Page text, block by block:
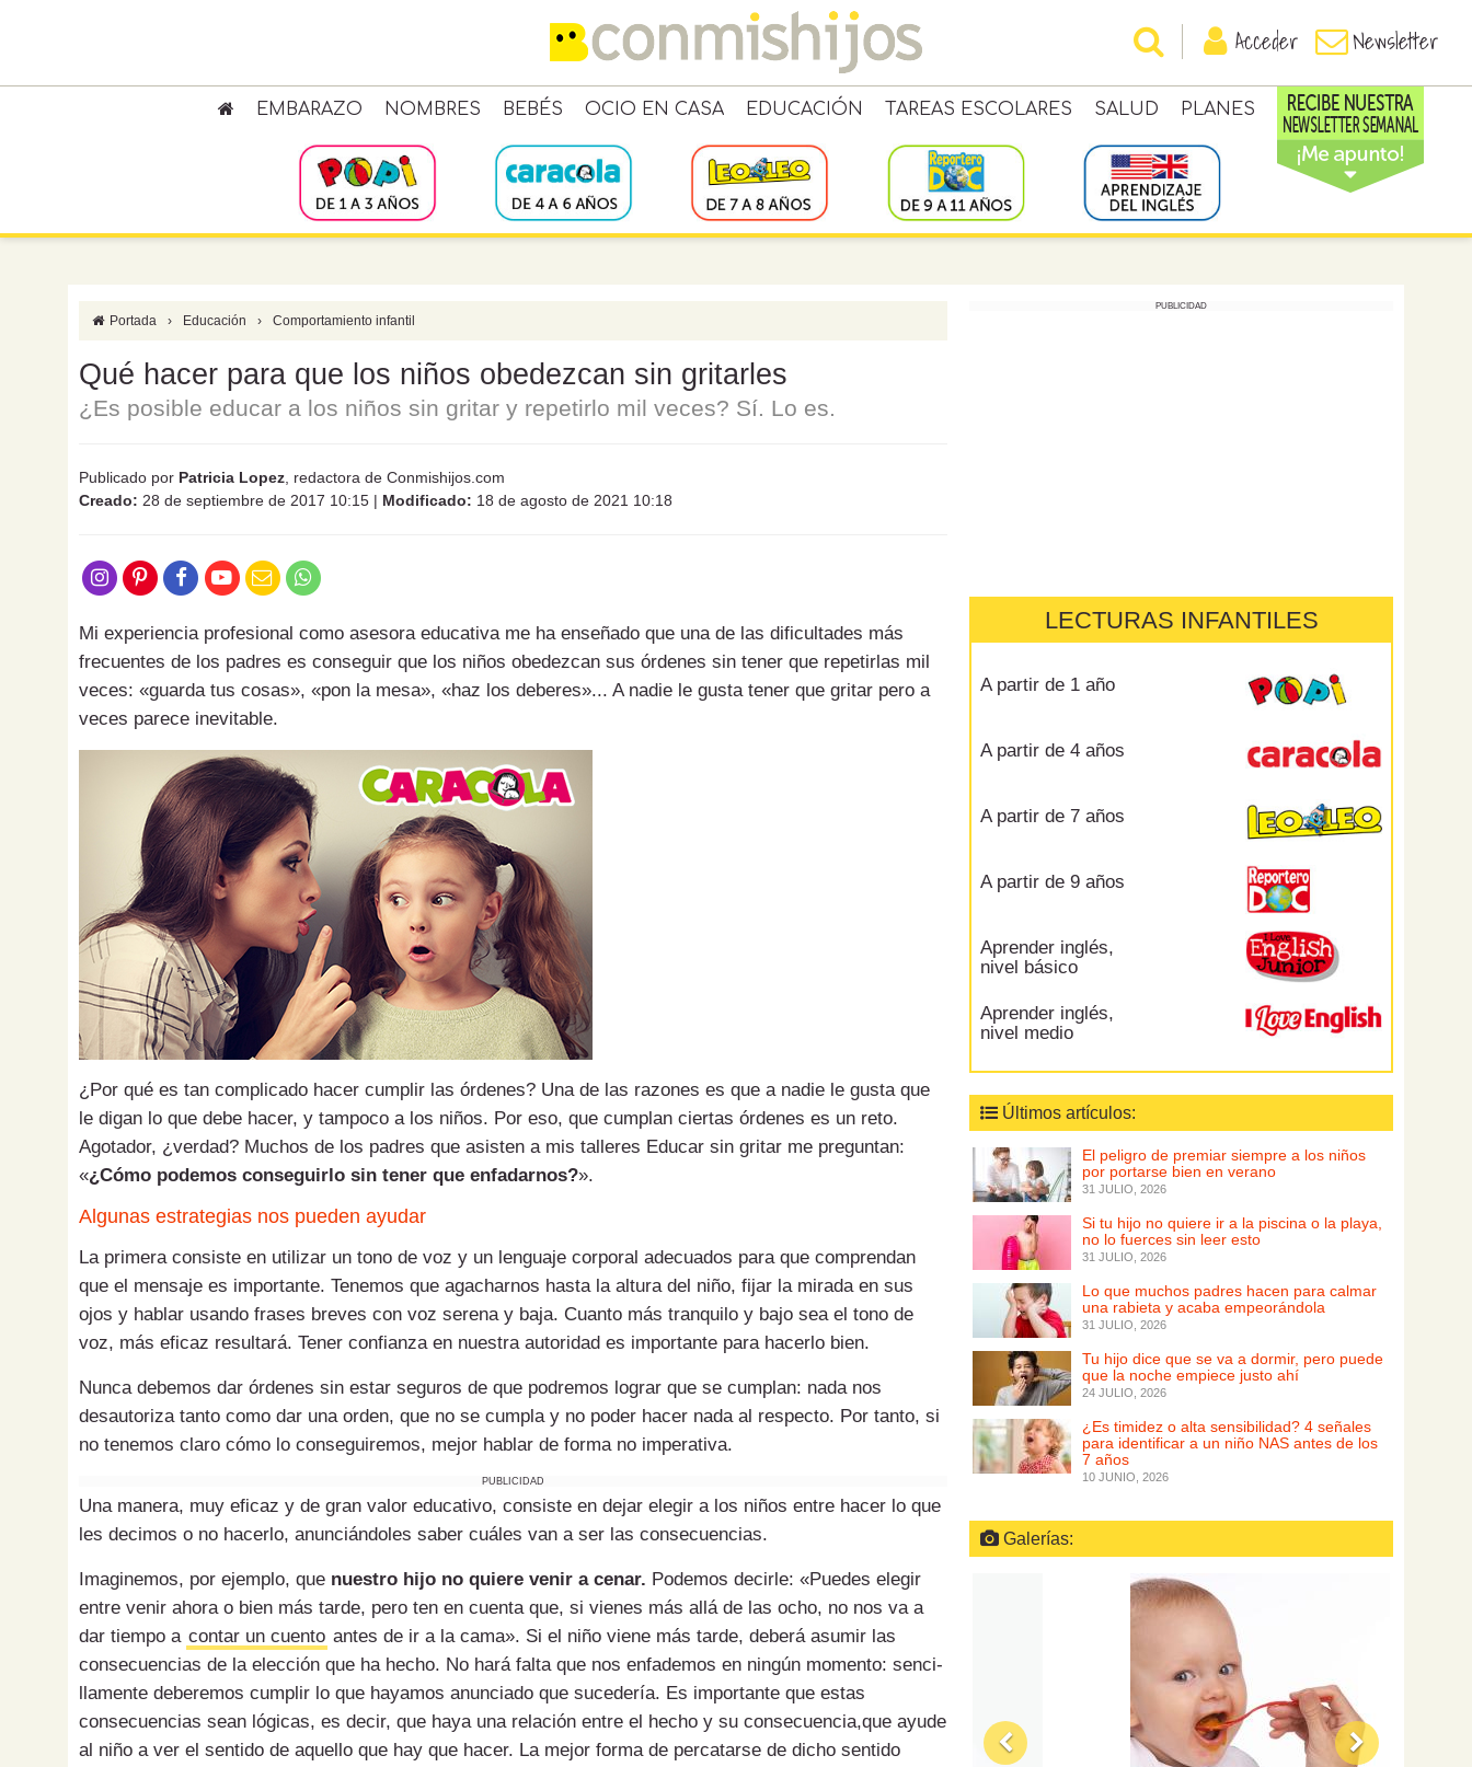
Acceder Newsletter
EMBARAZO NOMBRES BEBÉS OCIO EN CASA EDUCACIÓN TAREAS ESCOLARES SALUD PLANES
Portada › Educación › Comportamiento infantil
Qué hacer para que los niños obedezcan sin gritarles
¿Es posible educar a los niños sin gritar y repetirlo mil veces? Sí. Lo es.
Publicado por Patricia Lopez , redactora de Conmishijos.com
Creado: 28 de septiembre de 2017 10:15 | Modificado: 18 de agosto de 2021 10:18
Mi experiencia profesional como asesora educativa me ha enseñado que una de las dificultades más
frecuentes de los padres es conseguir que los niños obedezcan sus órdenes sin tener que repetirlas mil
veces: «guarda tus cosas», «pon la mesa», «haz los deberes»... A nadie le gusta tener que gritar pero a
veces parece inevitable.
¿Por qué es tan complicado hacer cumplir las órdenes? Una de las razones es que a nadie le gusta que
le digan lo que debe hacer, y tam­­poco a los niños. Por eso, que cumplan ciertas órdenes es un reto.
Agotador, ¿verdad? Muchos de los padres que asisten a mis talleres Educar sin gritar me preguntan:
«¿Cómo podemos conse­­­­guirlo sin tener que enfadarnos?».
Algunas estrategias nos pueden ayudar
La primera consiste en utilizar un tono de voz y un lenguaje corporal adecuados para que com­­prendan
que el mensaje es importante. Tenemos que agacharnos hasta la altura del niño, fijar la mirada en sus
ojos y hablar usando frases breves con voz serena y baja. Cuanto más tranquilo y bajo sea el tono de
voz, más eficaz resultará. Tener confianza en nuestra autoridad es im­­por­­tante para hacerlo bien.
Nunca debemos dar órdenes sin estar seguros de que podremos lograr que se cumplan: nada nos
desautoriza tanto como dar una orden, que no se cumpla y no poder hacer nada al respecto. Por tanto, si
no tenemos claro cómo lo conse­­guiremos, mejor hablar de forma no imperativa.
PUBLICIDAD
Una manera, muy eficaz y de gran valor edu­­cativo, consiste en dejar elegir a los niños en­­tre hacer lo que
les decimos o no hacerlo, anunciándoles saber cuáles van a ser las consecuen­­cias.
Imaginemos, por ejemplo, que nuestro hijo no quiere venir a cenar. Podemos decirle: «Puedes elegir
entre venir ahora o bien más tarde, pero ten en cuenta que, si vienes más allá de las ocho, no nos va a
dar tiempo a contar un cuento antes de ir a la cama». Si el niño viene más tarde, deberá asumir las
consecuencias de la elección que ha hecho. No hará falta que nos enfademos en ningún momento: senci­­
lla­­mente deberemos cumplir lo que hayamos anun­­­­ciado que sucedería. Es importante que estas
consecuencias sean lógicas, es decir, que haya una relación entre el hecho y su consecuencia,que ayude
al niño a ver el sentido de aquello que hay que hacer. La mejor forma de perca­­tarse de dicho sentido
PUBLICIDAD
LECTURAS INFANTILES
A partir de 1 año
A partir de 4 años
A partir de 7 años
A partir de 9 años
Aprender inglés,
nivel básico
Aprender inglés,
nivel medio
Últimos artículos:
El peligro de premiar siempre a los niños
por portarse bien en verano
31 JULIO, 2026
Si tu hijo no quiere ir a la piscina o la playa,
no lo fuerces sin leer esto
31 JULIO, 2026
Lo que muchos padres hacen para calmar
una rabieta y acaba empeorándola
31 JULIO, 2026
Tu hijo dice que se va a dormir, pero puede
que la noche empiece justo ahí
24 JULIO, 2026
¿Es timidez o alta sensibilidad? 4 señales
para identificar a un niño NAS antes de los
7 años
10 JUNIO, 2026
Galerías: